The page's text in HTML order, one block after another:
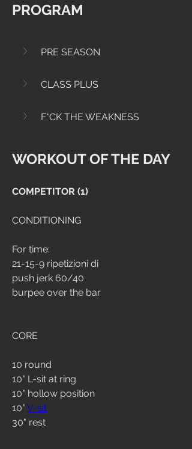
PROGRAM
PRE SEASON
CLASS PLUS
F*CK THE WEAKNESS
WORKOUT OF THE DAY
COMPETITOR (1)
CONDITIONING
For time:
21-15-9 ripetizioni di
push jerk 60/40
burpee over the bar
CORE
10 round
10" L-sit at ring
10" hollow position
10" V-sit
30" rest